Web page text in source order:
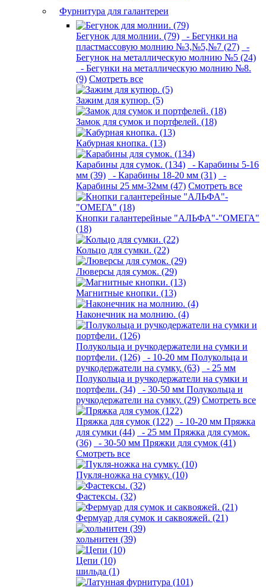
Фурнитура для галантереи
Бегунок для молнии. (79)
- Бегунки на
пластмассовую молнию №3,№5,№7 (27)
-
Бегунок на металлическую молнию №5 (24)
- Бегунки на металлическую молнию №8.
(9) Смотреть все
Зажим для купюр. (5)
Замок для сумок и портфелей. (18)
Кабурная кнопка. (13)
Карабины для сумок. (134)
- Карабины 5-16
мм (39)
- Карабины 18-20 мм (31)
-
Карабины 25 мм-32мм (47) Смотреть все
Кнопки галантерейные "АЛЬФА"-"ОМЕГА"
(18)
Кольцо для сумки. (22)
Люверсы для сумок. (29)
Магнитные кнопки. (13)
Наконечник на молнию. (4)
Полукольца и ручкодержатели на сумки и
портфели. (126)
- 10-20 мм Полукольца и
ручкодержатели на сумку. (63)
- 25 мм
Полукольца и ручкодержатели на сумки и
портфели. (34)
- 30-50 мм Полукольца и
ручкодержатели на сумку. (29) Смотреть все
Пряжка для сумок (122)
- 10-20 мм Пряжка
для сумки (44)
- 25 мм Пряжка для сумок.
(36)
- 30-50 мм Пряжки для сумок (41)
Смотреть все
Пукля-ножка на сумку. (10)
Фастексы. (32)
Фермуар для сумок и саквояжей. (21)
хольнитен (39)
Цепи (10)
шильда (1)